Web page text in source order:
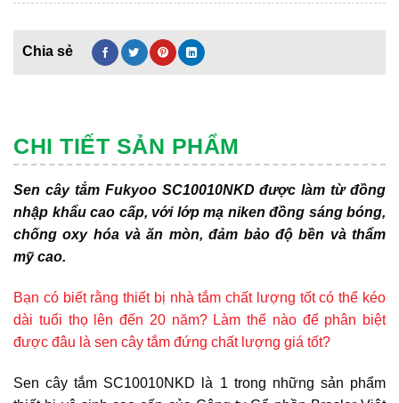
CHI TIẾT SẢN PHẨM
Sen cây tắm Fukyoo SC10010NKD được làm từ đồng
nhập khẩu cao cấp, với lớp mạ niken đồng sáng bóng,
chống oxy hóa và ăn mòn, đảm bảo độ bền và thẩm
mỹ cao.
Bạn có biết rằng thiết bị nhà tắm chất lượng tốt có thể kéo
dài tuổi thọ lên đến 20 năm? Làm thế nào để phân biệt
được đâu là sen cây tắm đứng chất lượng giá tốt?
Sen cây tắm SC10010NKD là 1 trong những sản phẩm